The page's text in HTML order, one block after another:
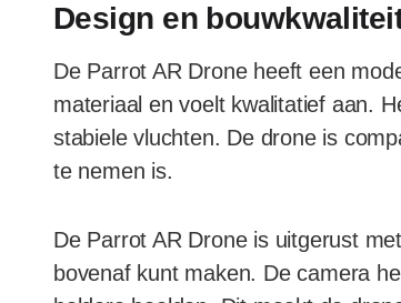
Design en
De Parrot AR Drone heeft een
materiaal en voelt kwalitatief aan.
stabiele vluchten. De drone is
te nemen is.
De Parrot AR Drone is uitgerust
bovenaf kunt maken. De camera